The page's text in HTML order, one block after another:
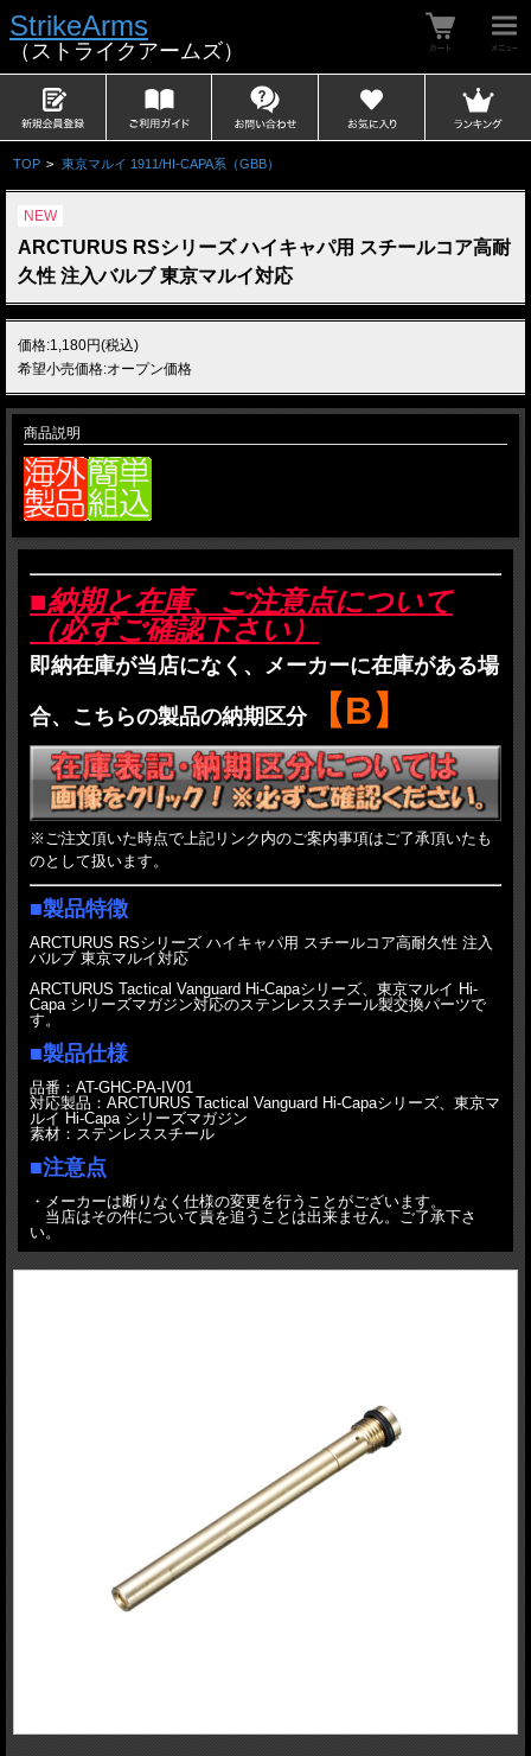
StrikeArms
（ストライクアームズ）
TOP > 東京マルイ 1911/HI-CAPA系（GBB）
NEW
ARCTURUS RSシリーズ ハイキャパ用 スチールコア高耐
久性 注入バルブ 東京マルイ対応
価格:1,180円(税込)
希望小売価格:オープン価格
商品説明
■納期と在庫、ご注意点について
（必ずご確認下さい）
即納在庫が当店になく、メーカーに在庫がある場
合、こちらの製品の納期区分【B】
※ご注文頂いた時点で上記リンク内のご案内事項はご了承頂いたも
のとして扱います。
■製品特徴
ARCTURUS RSシリーズ ハイキャパ用 スチールコア高耐久性 注入
バルブ 東京マルイ対応
ARCTURUS Tactical Vanguard Hi-Capaシリーズ、東京マルイ Hi-
Capa シリーズマガジン対応のステンレススチール製交換パーツで
す。
■製品仕様
品番：AT-GHC-PA-IV01
対応製品：ARCTURUS Tactical Vanguard Hi-Capaシリーズ、東京マ
ルイ Hi-Capa シリーズマガジン
素材：ステンレススチール
■注意点
・メーカーは断りなく仕様の変更を行うことがございます。
当店はその件について責を追うことは出来ません。ご了承下さ
い。